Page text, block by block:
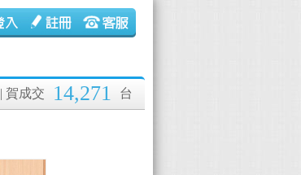
| 賀成交 14,271 台